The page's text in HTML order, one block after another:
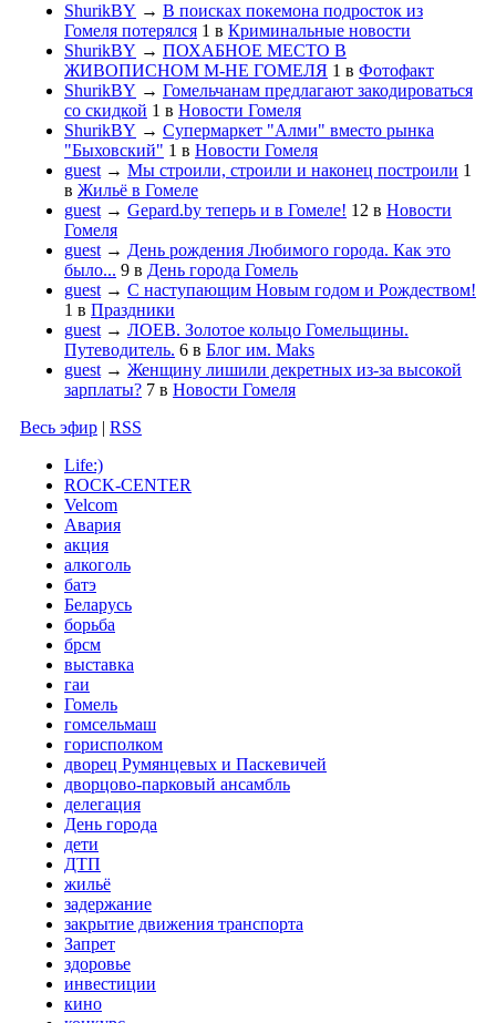
ShurikBY → В поисках покемона подросток из
Гомеля потерялся 1 в Криминальные новости
ShurikBY → ПОХАБНОЕ МЕСТО В
ЖИВОПИСНОМ М-НЕ ГОМЕЛЯ 1 в Фотофакт
ShurikBY → Гомельчанам предлагают закодироваться
со скидкой 1 в Новости Гомеля
ShurikBY → Супермаркет "Алми" вместо рынка
"Быховский" 1 в Новости Гомеля
guest → Мы строили, строили и наконец построили 1
в Жильё в Гомеле
guest → Gepard.by теперь и в Гомеле! 12 в Новости
Гомеля
guest → День рождения Любимого города. Как это
было... 9 в День города Гомель
guest → С наступающим Новым годом и Рождеством!
1 в Праздники
guest → ЛОЕВ. Золотое кольцо Гомельщины.
Путеводитель. 6 в Блог им. Maks
guest → Женщину лишили декретных из-за высокой
зарплаты? 7 в Новости Гомеля
Весь эфир | RSS
Life:)
ROCK-CENTER
Velcom
Авария
акция
алкоголь
батэ
Беларусь
борьба
брсм
выставка
гаи
Гомель
гомсельмаш
горисполком
дворец Румянцевых и Паскевичей
дворцово-парковый ансамбль
делегация
День города
дети
ДТП
жильё
задержание
закрытие движения транспорта
Запрет
здоровье
инвестиции
кино